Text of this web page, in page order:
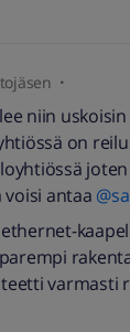
niin
on
antaa
varmasti